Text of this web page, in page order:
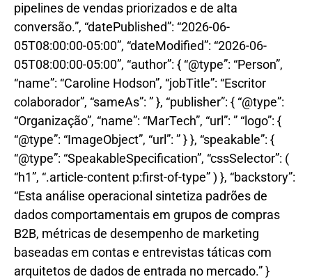
pipelines de vendas priorizados e de alta
conversão.”, “datePublished”: “2026-06-
05T08:00:00-05:00”, “dateModified”: “2026-06-
05T08:00:00-05:00”, “author”: { “@type”: “Person”,
“name”: “Caroline Hodson”, “jobTitle”: “Escritor
colaborador”, “sameAs”: ” }, “publisher”: { “@type”:
“Organização”, “name”: “MarTech”, “url”: ” “logo”: {
“@type”: “ImageObject”, “url”: ” } }, “speakable”: {
“@type”: “SpeakableSpecification”, “cssSelector”: (
“h1”, “.article-content p:first-of-type” ) }, “backstory”:
“Esta análise operacional sintetiza padrões de
dados comportamentais em grupos de compras
B2B, métricas de desempenho de marketing
baseadas em contas e entrevistas táticas com
arquitetos de dados de entrada no mercado.” }